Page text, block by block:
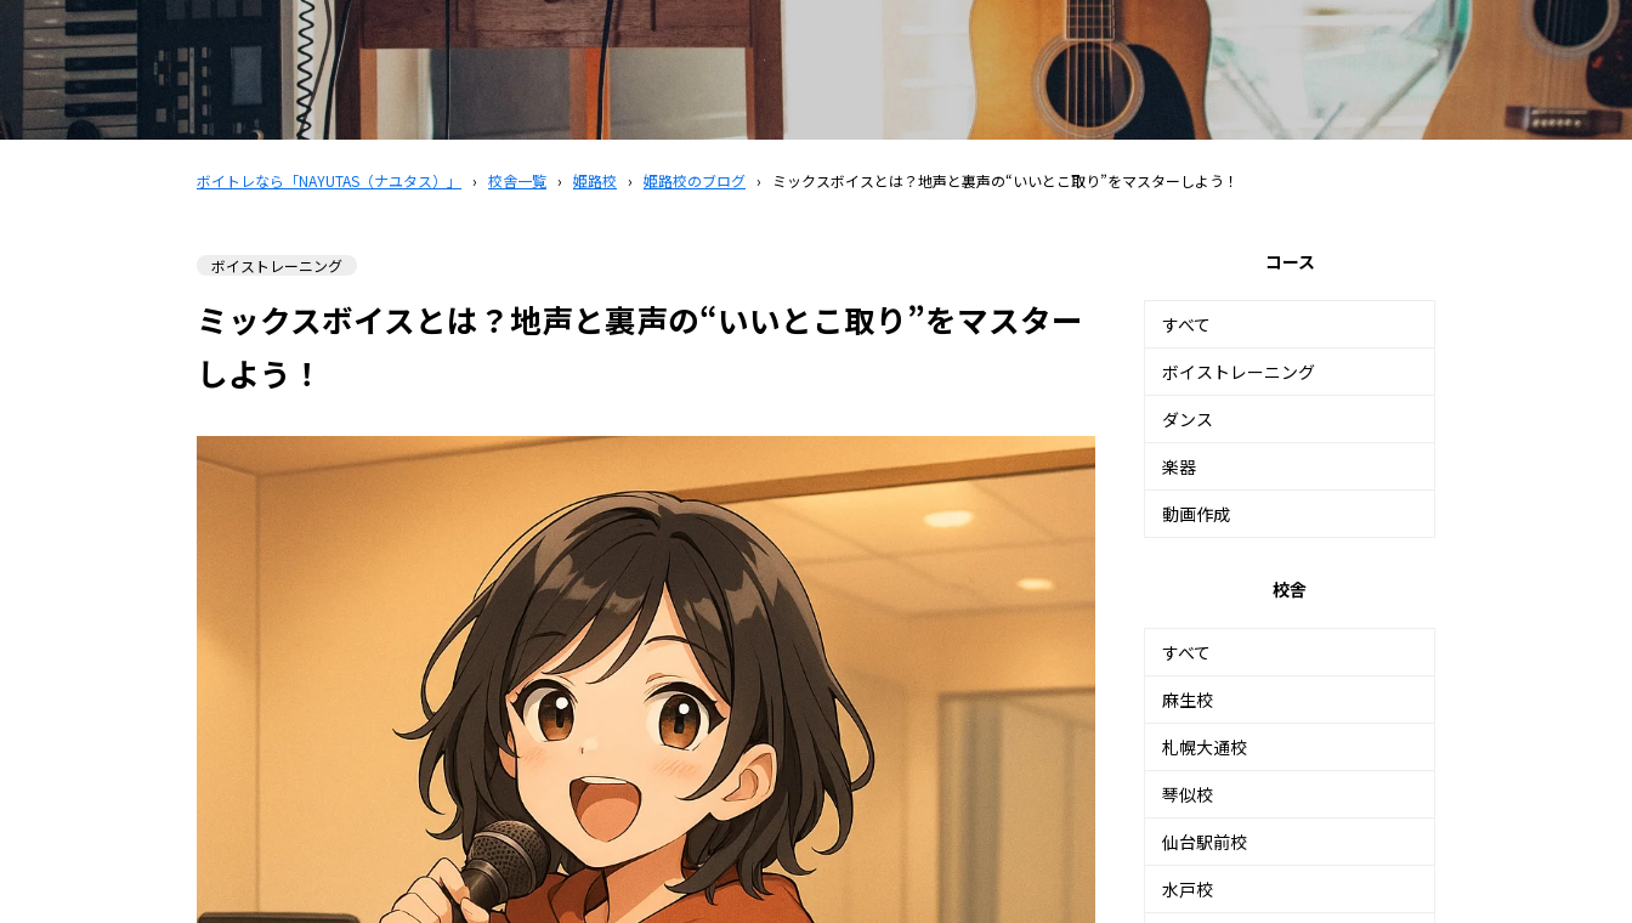
ボイトレなら「NAYUTAS（ナユタス）」 › 校舎一覧 › 姫路校 › 姫路校のブログ › ミックスボイスとは？地声と裏声の“いいとこ取り”をマスターしよう！
ボイストレーニング
ミックスボイスとは？地声と裏声の“いいとこ取り”をマスター
しよう！
コース
すべて
ボイストレーニング
ダンス
楽器
動画作成
校舎
すべて
麻生校
札幌大通校
琴似校
仙台駅前校
水戸校